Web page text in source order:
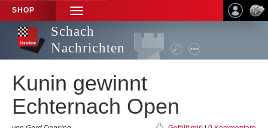
SHOP
TOGGLE
NAVIGATION
Schach
Nachrichten
Kunin gewinnt
Echternach Open